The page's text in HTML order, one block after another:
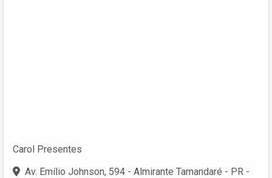
Carol Presentes
Av. Emílio Johnson, 594 - Almirante Tamandaré - PR -